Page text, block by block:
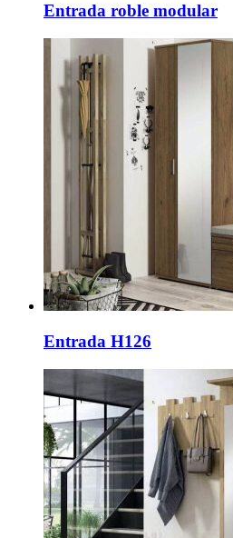
Entrada roble modular
Entrada H126